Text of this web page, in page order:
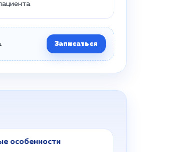
Записаться
особенности